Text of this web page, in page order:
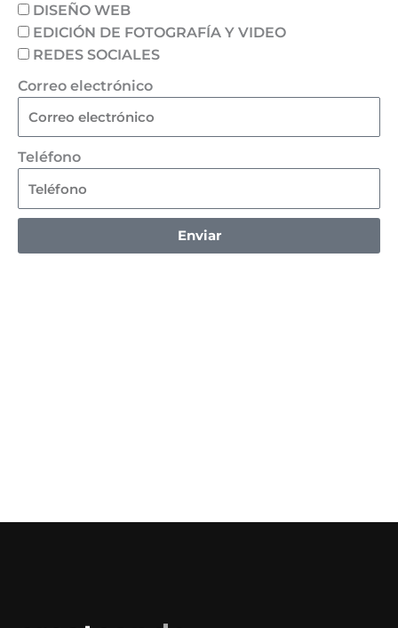
DISEÑO WEB
EDICIÓN DE FOTOGRAFÍA Y VIDEO
REDES SOCIALES
Correo electrónico
Teléfono
Enviar